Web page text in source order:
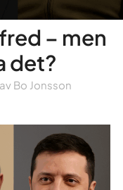
– men
det?
av Bo Jonsson